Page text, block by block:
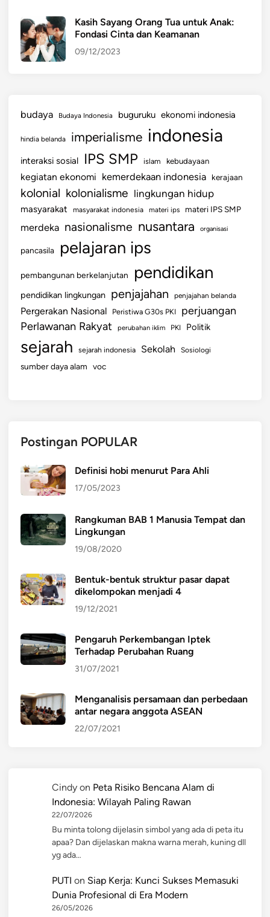
Kasih Sayang Orang Tua untuk Anak:
Fondasi Cinta dan Keamanan
09/12/2023
budaya Budaya Indonesia buguruku ekonomi indonesia
hindia belanda imperialisme indonesia
interaksi sosial IPS SMP islam kebudayaan
kegiatan ekonomi kemerdekaan indonesia kerajaan
kolonial kolonialisme lingkungan hidup
masyarakat masyarakat indonesia materi ips materi IPS SMP
merdeka nasionalisme nusantara organisasi
pancasila pelajaran ips
pembangunan berkelanjutan pendidikan
pendidikan lingkungan penjajahan penjajahan belanda
Pergerakan Nasional Peristiwa G30s PKI perjuangan
Perlawanan Rakyat perubahan iklim PKI Politik
sejarah sejarah indonesia Sekolah Sosiologi
sumber daya alam voc
Postingan POPULAR
Definisi hobi menurut Para Ahli
17/05/2023
Rangkuman BAB 1 Manusia Tempat dan
Lingkungan
19/08/2020
Bentuk-bentuk struktur pasar dapat
dikelompokan menjadi 4
19/12/2021
Pengaruh Perkembangan Iptek
Terhadap Perubahan Ruang
31/07/2021
Menganalisis persamaan dan perbedaan
antar negara anggota ASEAN
22/07/2021
Cindy on Peta Risiko Bencana Alam di
Indonesia: Wilayah Paling Rawan
22/07/2026
Bu minta tolong dijelasin simbol yang ada di peta itu
apaa? Dan dijelaskan makna warna merah, kuning dll
yg ada…
PUTI on Siap Kerja: Kunci Sukses Memasuki
Dunia Profesional di Era Modern
26/05/2026